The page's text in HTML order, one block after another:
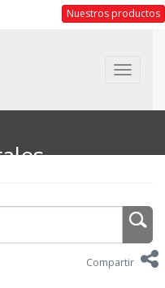
Nuestros productos
Toggle
Compartir